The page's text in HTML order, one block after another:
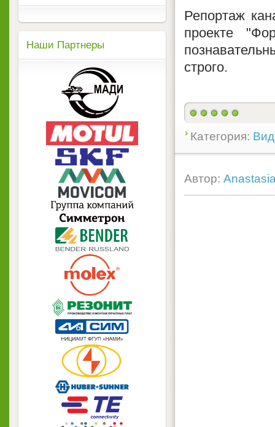
Репортаж
проекте
строго.
Категория:
Автор:
Наши Партнеры